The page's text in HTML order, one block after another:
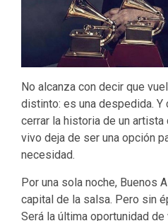
No alcanza con decir que
distinto: es una despedida. Y
cerrar la historia de un
vivo deja de ser una opción
necesidad.
Por una sola noche, Buenos
capital de la salsa. Pero sin
Será la última oportunidad